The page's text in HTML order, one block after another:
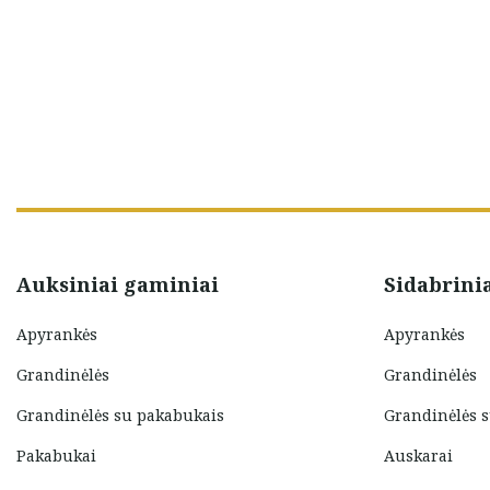
Auksiniai gaminiai
Apyrankės
Grandinėlės
Grandinėlės su pakabukais
Pakabukai
Apyrankės
Grandinėlės
Grandinėlės
Auskarai